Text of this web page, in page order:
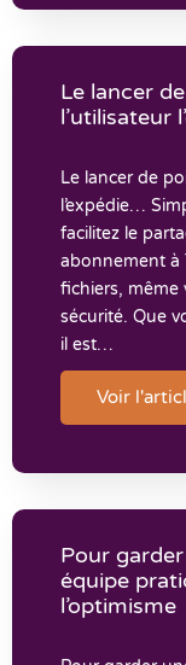
Le lancer
l’utilisateur
Le lancer de
l’expédie…
facilitez le
abonnement à
fichiers,
sécurité. Que
il est…
Voir
Pour
équipe
l’optimisme​